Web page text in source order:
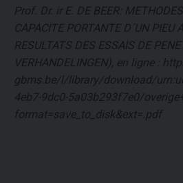
Prof. Dr. ir E. DE BEER:
CAPACITE PORTANTE D´UN PIEU
RESULTATS DES ESSAIS DE
VERHANDELINGEN), en ligne :
gbms.be/l/library/download/
4eb7-9dc0-5a03b293f7e0/
format=save_to_disk&ext=.pdf